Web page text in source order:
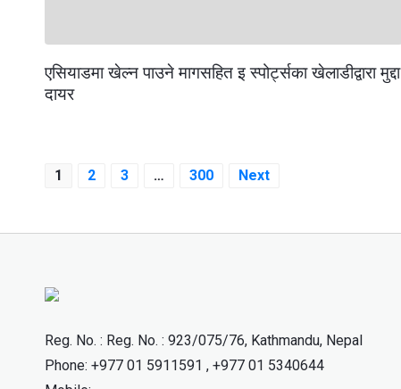
एसियाडमा खेल्न पाउने मागसहित इ स्पोर्ट्सका खेलाडीद्वारा मुद्दा
दायर
Posts
pagination
1 2 3 … 300 Next
Reg. No. : Reg. No. : 923/075/76, Kathmandu, Nepal
Phone: +977 01 5911591 , +977 01 5340644